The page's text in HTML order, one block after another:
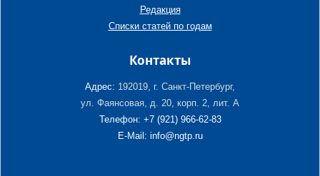
Редакция
Списки статей по годам
Контакты
Адрес: 192019, г. Санкт-Петербург,
ул. Фаянсовая, д. 20, корп. 2, лит. А
Телефон: +7 (921) 966-62-83
E-Mail: info@ngtp.ru